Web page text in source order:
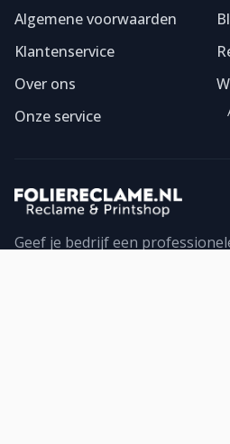
Algemene voorwaarden
Klantenservice
Over ons
Onze service
Geef je bedrijf een